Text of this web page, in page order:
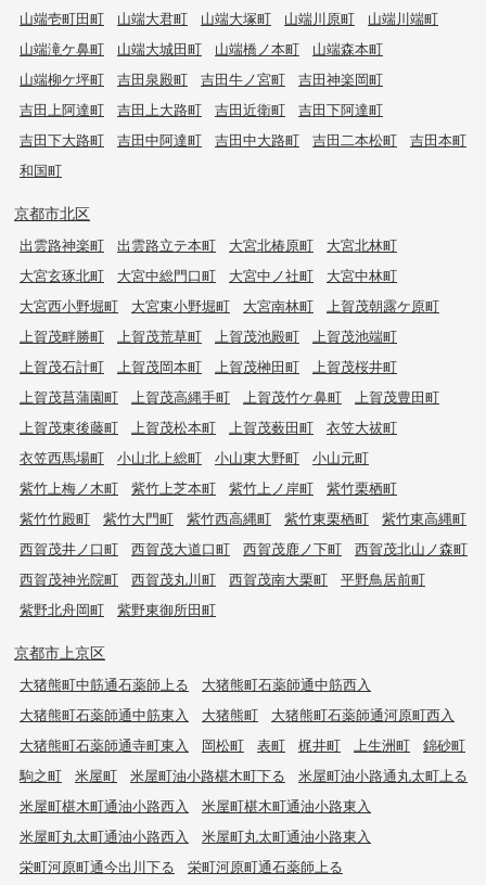
山端壱町田町
山端大君町 山端大塚町 山端川原町
山端川端町
山端滝ケ鼻町
山端大城田町 山端橋ノ本町
山端森本町
山端柳ケ坪町
吉田泉殿町 吉田牛ノ宮町
吉田神楽岡町
吉田上阿達町
吉田上大路町 吉田近衛町
吉田下阿達町
吉田下大路町
吉田中阿達町 吉田中大路町 吉田二本松町
吉田本町
和国町
京都市北区
出雲路神楽町 出雲路立テ本町 大宮北椿原町
大宮北林町
大宮玄琢北町
大宮中総門口町 大宮中ノ社町
大宮中林町
大宮西小野堀町
大宮東小野堀町 大宮南林町
上賀茂朝露ケ原町
上賀茂畔勝町
上賀茂荒草町 上賀茂池殿町
上賀茂池端町
上賀茂石計町
上賀茂岡本町 上賀茂榊田町
上賀茂桜井町
上賀茂菖蒲園町
上賀茂高縄手町 上賀茂竹ケ鼻町
上賀茂豊田町
上賀茂東後藤町
上賀茂松本町 上賀茂薮田町
衣笠大祓町
衣笠西馬場町
小山北上総町 小山東大野町
小山元町
紫竹上梅ノ木町
紫竹上芝本町 紫竹上ノ岸町
紫竹栗栖町
紫竹竹殿町
紫竹大門町 紫竹西高縄町 紫竹東栗栖町
紫竹東高縄町
西賀茂井ノ口町
西賀茂大道口町 西賀茂鹿ノ下町
西賀茂北山ノ森町
西賀茂神光院町
西賀茂丸川町 西賀茂南大栗町
平野鳥居前町
紫野北舟岡町
紫野東御所田町
京都市上京区
大猪熊町中筋通石薬師上る
大猪熊町石薬師通中筋西入
大猪熊町石薬師通中筋東入
大猪熊町
大猪熊町石薬師通河原町西入
大猪熊町石薬師通寺町東入
岡松町 表町 梶井町 上生洲町
錦砂町
駒之町
米屋町 米屋町油小路椹木町下る
米屋町油小路通丸太町上る
米屋町椹木町通油小路西入
米屋町椹木町通油小路東入
米屋町丸太町通油小路西入
米屋町丸太町通油小路東入
栄町河原町通今出川下る
栄町河原町通石薬師上る